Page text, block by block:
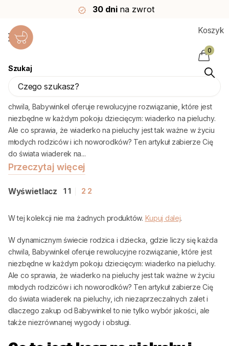
Dostawa pewna w
Szukaj
Koszyk
0
Wiaderka na pieluchy
chwila, Babywinkel oferuje rewolucyjne rozwiązanie, które jest
niezbędne w każdym pokoju dziecięcym: wiaderko na pieluchy.
Ale co sprawia, że wiaderko na pieluchy jest tak ważne w życiu
młodych rodziców i ich noworodków? Ten artykuł zabierze Cię
do świata wiaderek na...
Przeczytaj więcej
Wyświetlacz 1 1 2 2
W tej kolekcji nie ma żadnych produktów. Kupuj dalej.
W dynamicznym świecie rodzica i dziecka, gdzie liczy się każda
chwila, Babywinkel oferuje rewolucyjne rozwiązanie, które jest
niezbędne w każdym pokoju dziecięcym: wiaderko na pieluchy.
Ale co sprawia, że wiaderko na pieluchy jest tak ważne w życiu
młodych rodziców i ich noworodków? Ten artykuł zabierze Cię
do świata wiaderek na pieluchy, ich niezaprzeczalnych zalet i
dlaczego zakup od Babywinkel to nie tylko wybór jakości, ale
także niezrównanej wygody i obsługi.